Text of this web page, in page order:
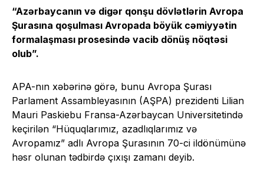
“Azərbaycanın və digər qonşu dövlətlərin Avropa
Şurasına qoşulması Avropada böyük cəmiyyətin
formalaşması prosesində vacib dönüş nöqtəsi
olub”.
APA-nın xəbərinə görə, bunu Avropa Şurası
Parlament Assambleyasının (AŞPA) prezidenti Lilian
Mauri Paskiebu Fransa-Azərbaycan Universitetində
keçirilən “Hüquqlarımız, azadlıqlarımız və
Avropamız” adlı Avropa Şurasının 70-ci ildönümünə
həsr olunan tədbirdə çıxışı zamanı deyib.